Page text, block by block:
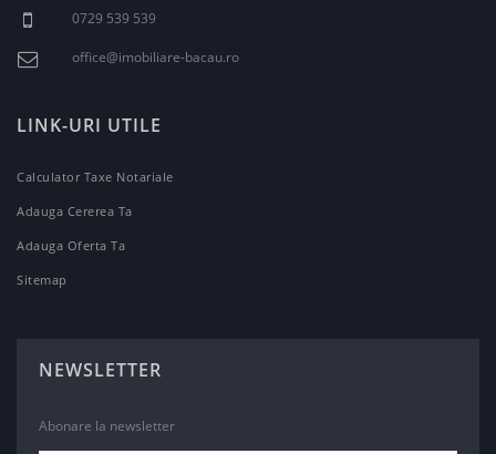
0729 539 539
office@imobiliare-bacau.ro
LINK-URI UTILE
Calculator Taxe Notariale
Adauga Cererea Ta
Adauga Oferta Ta
Sitemap
NEWSLETTER
Abonare la newsletter